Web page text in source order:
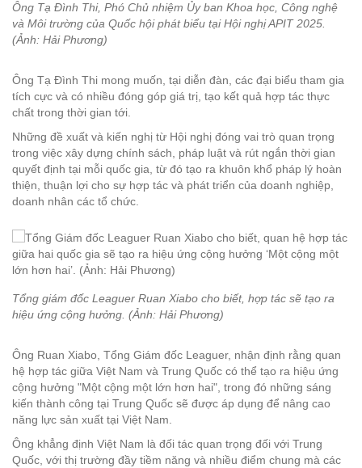
Ông Tạ Đình Thi, Phó Chủ nhiệm Ủy ban Khoa học, Công nghệ
và Môi trường của Quốc hội phát biểu tại Hội nghị APIT 2025.
(Ảnh: Hải Phương)
Ông Tạ Đình Thi mong muốn, tại diễn đàn, các đại biểu tham gia
tích cực và có nhiều đóng góp giá trị, tạo kết quả hợp tác thực
chất trong thời gian tới.
Những đề xuất và kiến nghị từ Hội nghị đóng vai trò quan trọng
trong việc xây dựng chính sách, pháp luật và rút ngắn thời gian
quyết định tại mỗi quốc gia, từ đó tạo ra khuôn khổ pháp lý hoàn
thiện, thuận lợi cho sự hợp tác và phát triển của doanh nghiệp,
doanh nhân các tổ chức.
Tổng giám đốc Leaguer Ruan Xiabo cho biết, hợp tác sẽ tạo ra
hiệu ứng cộng hưởng. (Ảnh: Hải Phương)
Ông Ruan Xiabo, Tổng Giám đốc Leaguer, nhận định rằng quan
hệ hợp tác giữa Việt Nam và Trung Quốc có thể tạo ra hiệu ứng
cộng hưởng "Một cộng một lớn hơn hai", trong đó những sáng
kiến thành công tại Trung Quốc sẽ được áp dụng để nâng cao
năng lực sản xuất tại Việt Nam.
Ông khẳng định Việt Nam là đối tác quan trọng đối với Trung
Quốc, với thị trường đầy tiềm năng và nhiều điểm chung mà các